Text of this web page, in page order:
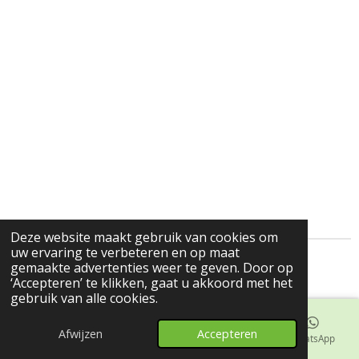
Deze website maakt gebruik van cookies om
uw ervaring te verbeteren en op maat
gemaakte advertenties weer te geven. Door op
‘Accepteren’ te klikken, gaat u akkoord met het
gebruik van alle cookies.
Afwijzen Accepteren
© 2024-2025 Trekbakkie.nl
E-mailadres Kaart WhatsApp